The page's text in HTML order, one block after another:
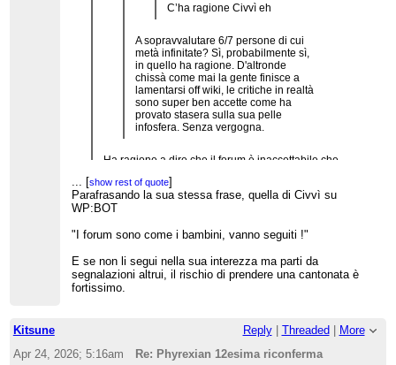
C’ha ragione Civvì eh
A sopravvalutare 6/7 persone di cui
metà infinitate? Sì, probabilmente sì,
in quello ha ragione. D'altronde
chissà come mai la gente finisce a
lamentarsi off wiki, le critiche in realtà
sono super ben accette come ha
provato stasera sulla sua pelle
infosfera. Senza vergogna.
Ha ragione a dire che il forum è inaccettabile che
insultano i clienti: va bene la critica ma fare il tifo
anche no, poi sono un pignolo ligure moscio io eh
ahahahah
comunque sono d’accordo sul fatto che si voti su
c’entra?
[show rest of quote]
Parafrasando la sua stessa frase, quella di Civvì su
WP:BOT
"I forum sono come i bambini, vanno seguiti !"
E se non li segui nella sua interezza ma parti da
segnalazioni altrui, il rischio di prendere una cantonata è
fortissimo.
Kitsune Reply| Threaded
More
Apr 24, 2026; 5:16am
Re: Phyrexian 12esima riconferma